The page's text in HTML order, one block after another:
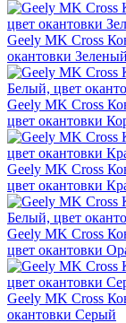
Geely MK Cross
окантовки Зеленый
Geely MK Cross
цвет окантовки
Geely MK Cross
цвет окантовки
Geely MK Cross
цвет окантовки
Geely MK Cross
окантовки Серый